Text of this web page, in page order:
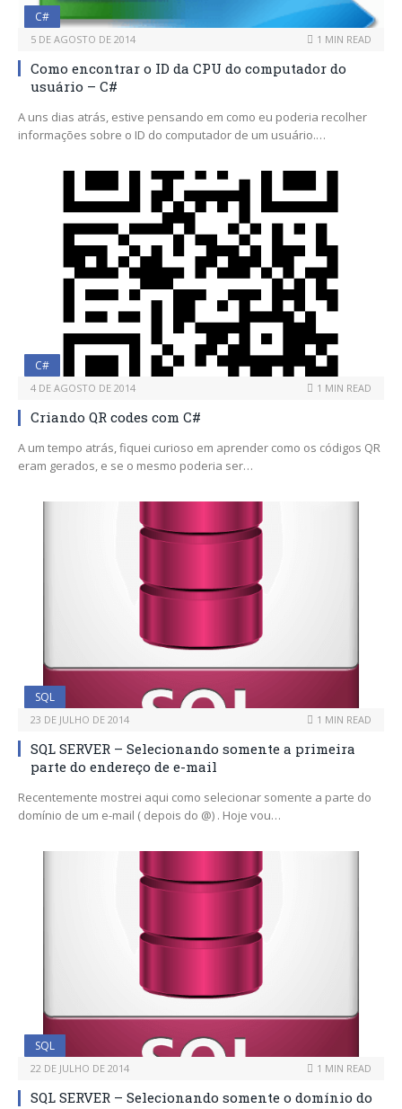
C#
5 DE AGOSTO DE 2014 1 MIN READ
Como encontrar o ID da CPU do computador do
usuário – C#
A uns dias atrás, estive pensando em como eu poderia recolher
informações sobre o ID do computador de um usuário.…
C#
4 DE AGOSTO DE 2014 1 MIN READ
Criando QR codes com C#
A um tempo atrás, fiquei curioso em aprender como os códigos QR
eram gerados, e se o mesmo poderia ser…
SQL
23 DE JULHO DE 2014 1 MIN READ
SQL SERVER – Selecionando somente a primeira
parte do endereço de e-mail
Recentemente mostrei aqui como selecionar somente a parte do
domínio de um e-mail ( depois do @) . Hoje vou…
SQL
22 DE JULHO DE 2014 1 MIN READ
SQL SERVER – Selecionando somente o domínio do